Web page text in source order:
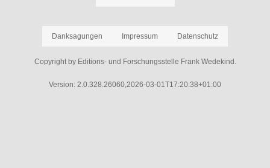
Danksagungen Impressum Datenschutz
Copyright by Editions- und Forschungsstelle Frank Wedekind.
Version: 2.0.328.26060,2026-03-01T17:20:38+01:00